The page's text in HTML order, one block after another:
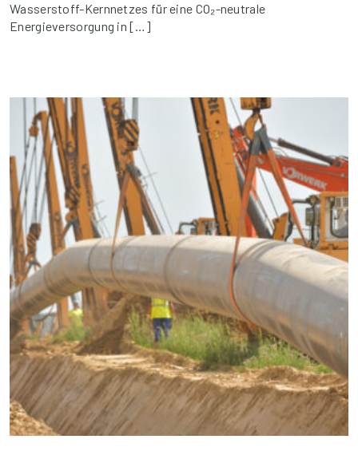
Wasserstoff-Kernnetzes für eine CO₂-neutrale
Energieversorgung in […]